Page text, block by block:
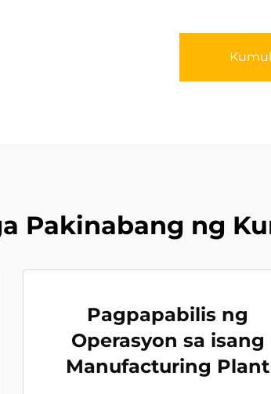
Pakinabang ng
Pagpapabilis ng
Operasyon sa isang
Manufacturing Plant